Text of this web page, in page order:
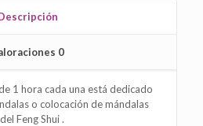
0
1 hora cada una está dedicado
o colocación de mándalas
Feng Shui .